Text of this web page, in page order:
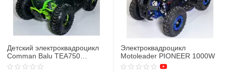
Детский электроквадроцикл
Comman Balu TEA750
Зеленый
Электроквадроцикл
Motoleader PIONEER 1000W